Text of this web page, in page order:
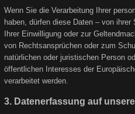
Wenn Sie die Verarbeitung Ihrer
haben, dürfen diese Daten – von
Ihrer Einwilligung oder zur
von Rechtsansprüchen oder zum
natürlichen oder juristischen Person
öffentlichen Interesses der
verarbeitet werden.
3. Datenerfassung auf